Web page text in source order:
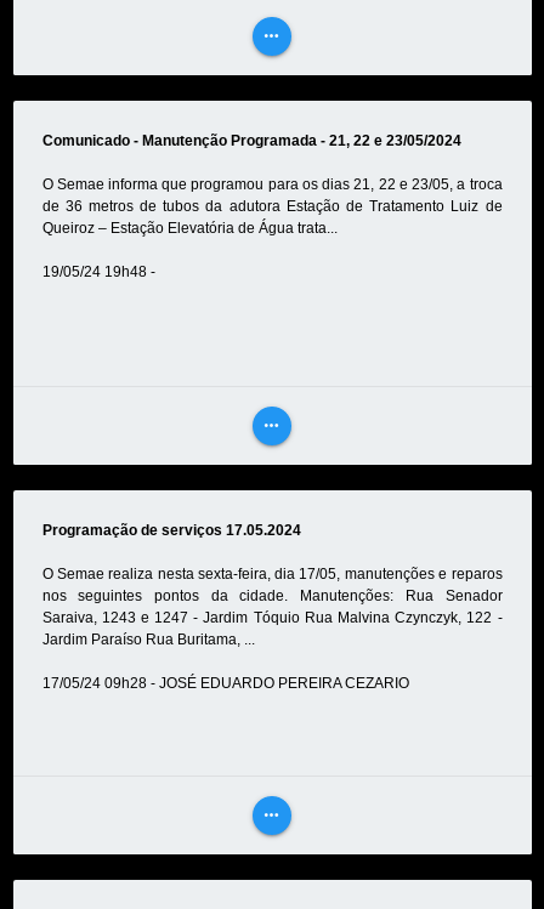
more_horiz
VEJA
Comunicado - Manutenção Programada - 21, 22 e 23/05/2024
O Semae informa que programou para os dias 21, 22 e 23/05, a troca
de 36 metros de tubos da adutora Estação de Tratamento Luiz de
Queiroz – Estação Elevatória de Água trata...
19/05/24 19h48 -
more_horiz
VEJA
Programação de serviços 17.05.2024
O Semae realiza nesta sexta-feira, dia 17/05, manutenções e reparos
nos seguintes pontos da cidade. Manutenções: Rua Senador
Saraiva, 1243 e 1247 - Jardim Tóquio Rua Malvina Czynczyk, 122 -
Jardim Paraíso Rua Buritama, ...
17/05/24 09h28 - JOSÉ EDUARDO PEREIRA CEZARIO
more_horiz
VEJA